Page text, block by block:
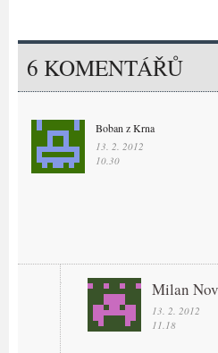
6 KOMENTÁŘŮ
Boban z Krna
13. 2. 2012
10.30
Milan
13. 2. 2012
11.18